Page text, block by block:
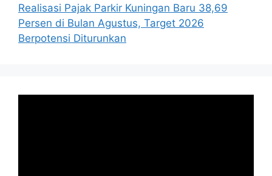
Realisasi Pajak Parkir Kuningan Baru 38,69
Persen di Bulan Agustus, Target 2026
Berpotensi Diturunkan